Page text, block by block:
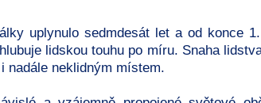
uplynulo sedmdesát let a od konce
lidskou touhu po míru. Snaha
nadále neklidným místem.